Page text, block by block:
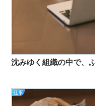
沈みゆく組織の中で、
仕事